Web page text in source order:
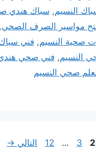
النسيم, سباك هندي
مواسير الصرف الصحي,
صحية النسيم, فني
النسيم, فني صحي
صحي النسيم
Page
2
Page
3
…
Page
12 التالي →